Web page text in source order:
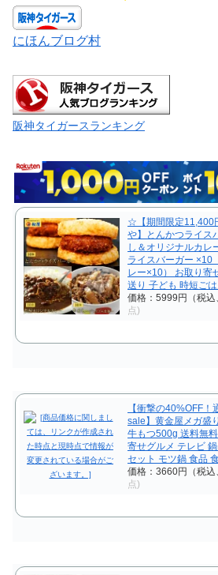
にほんブログ村
阪神タイガースランキング
☆【期間限定11,400
や】とんかつライス
し＆オリジナルカレ
ライスバーガー
レー×10） お取り寄
送り 子ども 時短ご
価格：5999円（税込
点)
【衝撃の40%OFF
sale】黄金屋メガ盛
牛もつ500g 送料無
寄せグルメ テレビ
セット モツ鍋 食品
価格：3660円（税込
点)